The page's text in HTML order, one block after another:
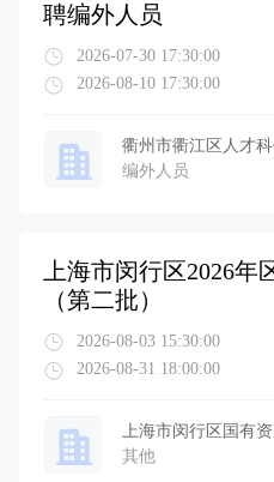
聘编外人员
2026-07-30 17:30:00
2026-08-10 17:30:00
衢州市衢江区人才
编外人员
上海市闵行区2026
（第二批）
2026-08-03 15:30:00
2026-08-31 18:00:00
上海市闵行区国有
其他